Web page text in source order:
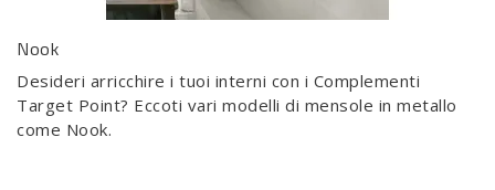
Nook
Desideri arricchire i tuoi interni con i Complementi
Target Point? Eccoti vari modelli di mensole in metallo
come Nook.